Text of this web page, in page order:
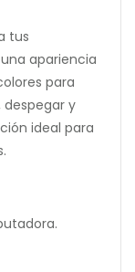
tus
apariencia
para
despegar y
ideal para